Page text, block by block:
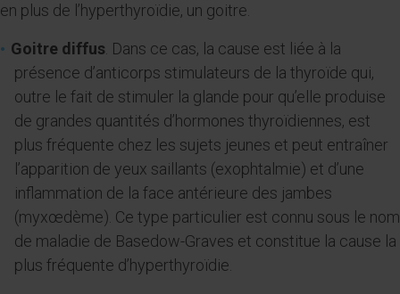
en plus de l’hyperthyroïdie, un goitre.
Goitre diffus . Dans ce cas, la cause est liée à la
présence d’anticorps stimulateurs de la thyroïde qui,
outre le fait de stimuler la glande pour qu’elle produise
de grandes quantités d’hormones thyroïdiennes, est
plus fréquente chez les sujets jeunes et peut entraîner
l’apparition de yeux saillants (exophtalmie) et d’une
inflammation de la face antérieure des jambes
(myxœdème). Ce type particulier est connu sous le nom
de maladie de Basedow-Graves et constitue la cause la
plus fréquente d’hyperthyroïdie.